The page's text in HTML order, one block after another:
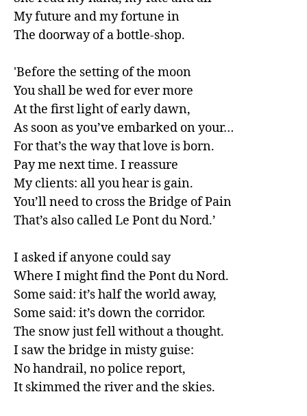
My future and my fortune in
The doorway of a bottle-shop.
'Before the setting of the moon
You shall be wed for ever more
At the first light of early dawn,
As soon as you’ve embarked on your…
For that’s the way that love is born.
Pay me next time. I reassure
My clients: all you hear is gain.
You’ll need to cross the Bridge of Pain
That’s also called Le Pont du Nord.’
I asked if anyone could say
Where I might find the Pont du Nord.
Some said: it’s half the world away,
Some said: it’s down the corridor.
The snow just fell without a thought.
I saw the bridge in misty guise:
No handrail, no police report,
It skimmed the river and the skies.